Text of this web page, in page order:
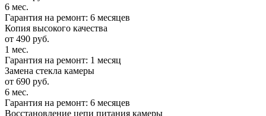
6 мес.
Гарантия на ремонт: 6 месяцев
Копия высокого качества
от 490 руб.
1 мес.
Гарантия на ремонт: 1 месяц
Замена стекла камеры
от 690 руб.
6 мес.
Гарантия на ремонт: 6 месяцев
Восстановление цепи питания камеры